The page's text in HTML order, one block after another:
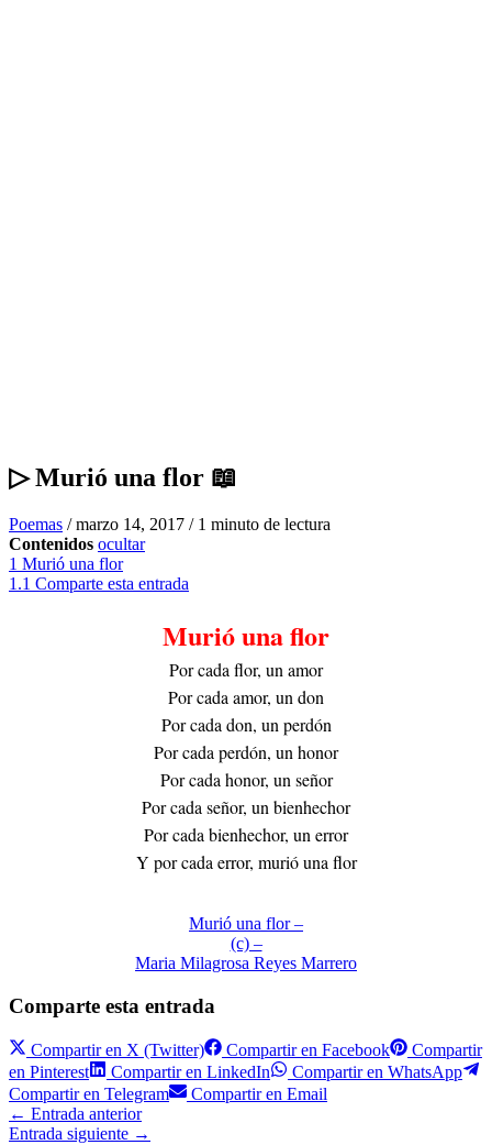
▷ Murió una flor 📖
Poemas /marzo 14, 2017 / 1 minuto de lectura
Contenidos ocultar
1 Murió una flor
1.1 Comparte esta entrada
Murió una flor
Por cada flor, un amor
Por cada amor, un don
Por cada don, un perdón
Por cada perdón, un honor
Por cada honor, un señor
Por cada señor, un bienhechor
Por cada bienhechor, un error
Y por cada error, murió una flor
Murió una flor –
(c) –
Maria Milagrosa Reyes Marrero
Comparte esta entrada
Compartir en X (Twitter) Compartir en Facebook
Compartir
en Pinterest Compartir en LinkedIn Compartir en WhatsApp
Compartir en Telegram Compartir en Email
← Entrada anterior
Entrada siguiente →